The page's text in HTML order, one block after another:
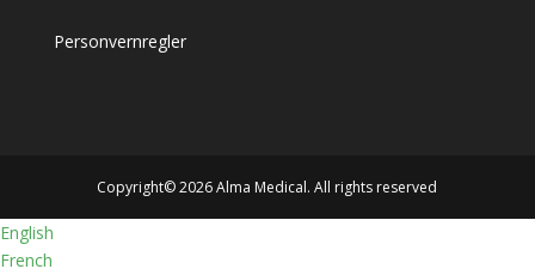
Personvernregler
Copyright© 2026 Alma Medical. All rights reserved
English
French